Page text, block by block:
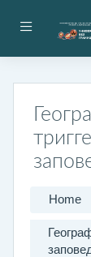
Side panel
Home